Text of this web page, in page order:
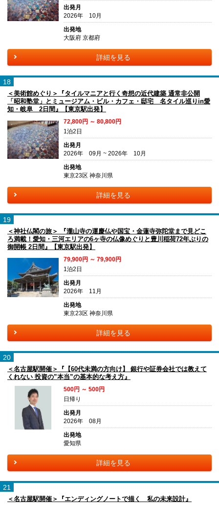
出発月
2026年 10月
出発地
大阪府 京都府
詳細を見る
18
＜美術館めぐり＞『タイルマニアと行く奇想の近代建築 通常非公開
「昭和塾堂」とミュージアム・ビル・カフェ・邸宅 名タイル巡りin愛
知・岐阜 2日間』【東京駅出発】
72,800円 ～ 80,800円
1泊2日
出発月
2026年 09月 ~ 2026年 10月
出発地
東京23区 神奈川県
詳細を見る
19
＜神社仏閣の旅＞ 『瀧山寺の運慶仏や国宝・金蓮寺弥陀堂まで見どこ
ろ満載！愛知・三河エリアの6ヶ寺の仏像めぐりと豊川稲荷72年ぶりの
御開帳 2日間』【東京駅出発】
79,900円 ～ 79,900円
1泊2日
出発月
2026年 11月
出発地
東京23区 神奈川県
詳細を見る
20
＜名古屋駅開催＞『【60代未満の方向け】 銀行や証券会社では教えて
くれない 投資の”本当”の基本的な考え方』
500円 ～ 500円
日帰り
出発月
2026年 08月
出発地
愛知県
詳細を見る
21
＜名古屋駅開催＞『エンディングノートで描く 私の未来設計』